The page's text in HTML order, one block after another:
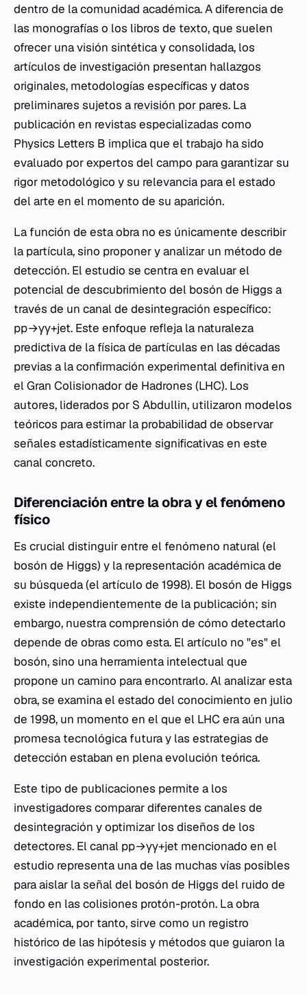
dentro de la comunidad académica. A diferencia de
las monografías o los libros de texto, que suelen
ofrecer una visión sintética y consolidada, los
artículos de investigación presentan hallazgos
originales, metodologías específicas y datos
preliminares sujetos a revisión por pares. La
publicación en revistas especializadas como
Physics Letters B implica que el trabajo ha sido
evaluado por expertos del campo para garantizar su
rigor metodológico y su relevancia para el estado
del arte en el momento de su aparición.
La función de esta obra no es únicamente describir
la partícula, sino proponer y analizar un método de
detección. El estudio se centra en evaluar el
potencial de descubrimiento del bosón de Higgs a
través de un canal de desintegración específico:
pp→γγ+jet. Este enfoque refleja la naturaleza
predictiva de la física de partículas en las décadas
previas a la confirmación experimental definitiva en
el Gran Colisionador de Hadrones (LHC). Los
autores, liderados por S Abdullin, utilizaron modelos
teóricos para estimar la probabilidad de observar
señales estadísticamente significativas en este
canal concreto.
Diferenciación entre la obra y el fenómeno
físico
Es crucial distinguir entre el fenómeno natural (el
bosón de Higgs) y la representación académica de
su búsqueda (el artículo de 1998). El bosón de Higgs
existe independientemente de la publicación; sin
embargo, nuestra comprensión de cómo detectarlo
depende de obras como esta. El artículo no "es" el
bosón, sino una herramienta intelectual que
propone un camino para encontrarlo. Al analizar esta
obra, se examina el estado del conocimiento en julio
de 1998, un momento en el que el LHC era aún una
promesa tecnológica futura y las estrategias de
detección estaban en plena evolución teórica.
Este tipo de publicaciones permite a los
investigadores comparar diferentes canales de
desintegración y optimizar los diseños de los
detectores. El canal pp→γγ+jet mencionado en el
estudio representa una de las muchas vías posibles
para aislar la señal del bosón de Higgs del ruido de
fondo en las colisiones protón-protón. La obra
académica, por tanto, sirve como un registro
histórico de las hipótesis y métodos que guiaron la
investigación experimental posterior.